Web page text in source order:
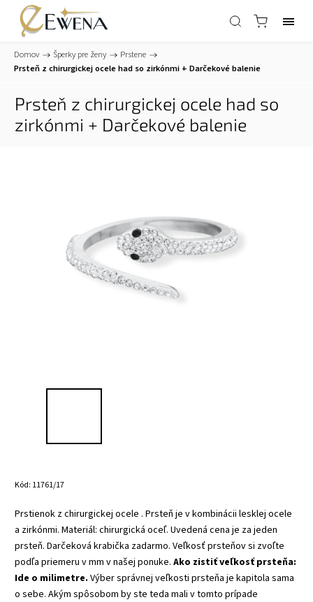
Domov / Šperky pre ženy / Prstene /
Prsteň z chirurgickej ocele had so zirkónmi + Darčekové balenie
Prsteň z chirurgickej ocele had so
zirkónmi + Darčekové balenie
Kód: 11761/17
Prstienok z chirurgickej ocele . Prsteň je v kombinácii lesklej ocele
a zirkónmi. Materiál: chirurgická oceľ. Uvedená cena je za jeden
prsteň. Darčeková krabička zadarmo. Veľkosť prsteňov si zvoľte
podľa priemeru v mm v našej ponuke. Ako zistiť veľkosť prsteňa:
Ide o milimetre. Výber správnej veľkosti prsteňa je kapitola sama
o sebe. Akým spôsobom by ste teda mali v tomto prípade